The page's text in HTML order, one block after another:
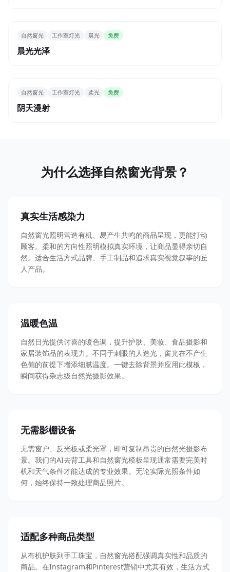
自然窗光 工作室灯光 晨光 免费
晨光光泽
自然窗光 工作室灯光 柔光 免费
阴天漫射
为什么选择自然窗光背景？
真实生活感染力
自然窗光照明营造有机、易产生共鸣的商品呈现，更能打动
顾客。柔和的方向性照明模拟真实环境，让商品显得亲切自
然。适合生活方式品牌、手工制品和追求真实视觉叙事的匠
人产品。
温暖色温
自然日光提供讨喜的暖色调，提升护肤、美妆、食品摄影和
家居装饰品的表现力。不同于刺眼的人造光，窗光在不产生
色偏的前提下增添细腻温度。一键去除背景并应用此模板，
瞬间获得杂志级自然光摄影效果。
无需影棚设备
无需窗户、反光板或柔光罩，即可复制昂贵的自然光摄影布
景。我们的AI去背工具和自然窗光模板呈现通常需要完美时
机和天气条件才能达成的专业效果。无论实际光照条件如
何，始终保持一致处理商品照片。
适配多种商品类型
从有机护肤到手工珠宝，自然窗光搭配强调真实性和品质的
商品。在Instagram和Pinterest营销中尤其有效，生活方式